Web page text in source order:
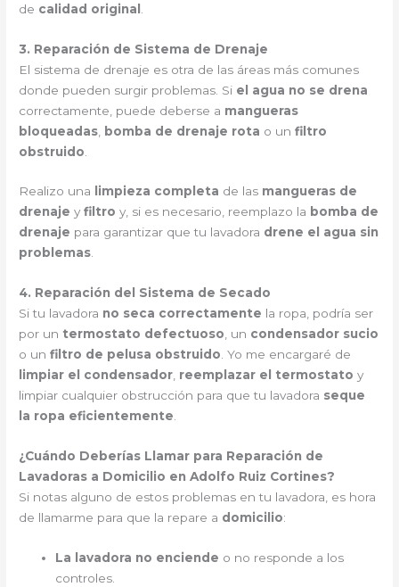
de calidad original
3. Reparación de Sistema de Drenaje
El sistema de drenaje es otra de las áreas más comunes
donde pueden surgir problemas. Si el agua no se drena
correctamente, puede deberse a mangueras
bloqueadas bomba de drenaje rota o unfiltro
obstruido
Realizo una limpieza completa de las mangueras de
drenaje yfiltro y, si es necesario, reemplazo la bomba de
drenaje para garantizar que tu lavadora drene el agua sin
problemas.
4. Reparación del Sistema de Secado
Si tu lavadora no seca correctamente la ropa, podría ser
por un termostato defectuoso, un condensador sucio
o unfiltro de pelusa obstruido. Yo me encargaré de
limpiar el condensador, reemplazar el termostato y
limpiar cualquier obstrucción para que tu lavadora seque
la ropa eficientemente.
¿Cuándo Deberías Llamar para Reparación de
Lavadoras a Domicilio en Adolfo Ruiz Cortines?
Si notas alguno de estos problemas en tu lavadora, es hora
de llamarme para que la repare a domicilio:
La lavadora no enciende o no responde a los
controles.